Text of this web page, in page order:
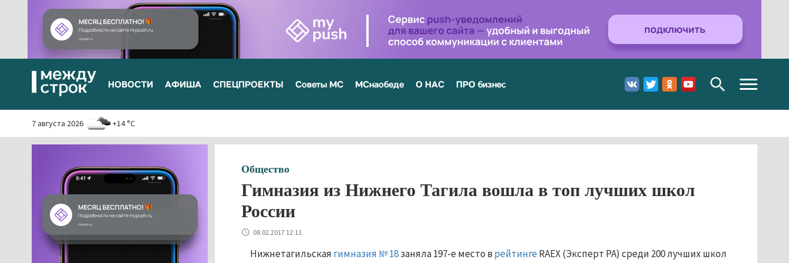
НОВОСТИ АФИША СПЕЦПРОЕКТЫ Советы МС МСнаобеде О НАС ПРО бизнес
Toggle
navigation
7 августа 2026 +14 °C
Общество
Гимназия из Нижнего Тагила вошла в топ лучших школ
России
08.02.2017 12:11
Нижнетагильская гимназия № 18заняла 197-е место в рейтинге RAEX (Эксперт РА) среди 200 лучших школ